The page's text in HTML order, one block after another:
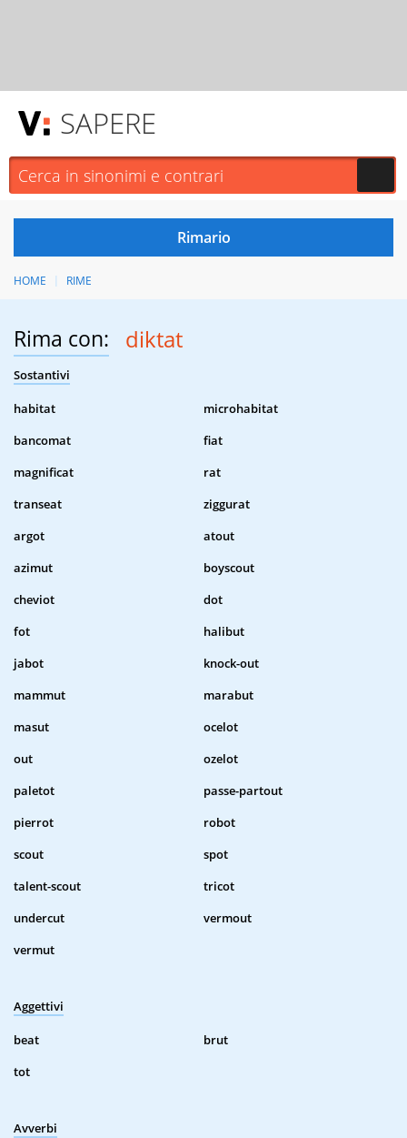
SAPERE
HOME RIME
Rima con: diktat
Sostantivi
habitat
microhabitat
bancomat
fiat
magnificat
rat
transeat
ziggurat
argot
atout
azimut
boyscout
cheviot
dot
fot
halibut
jabot
knock-out
mammut
marabut
masut
ocelot
out
ozelot
paletot
passe-partout
pierrot
robot
scout
spot
talent-scout
tricot
undercut
vermout
vermut
Aggettivi
beat
brut
tot
Avverbi